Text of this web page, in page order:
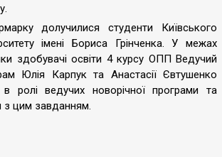
долучилися студенти Київського
імені Бориса Грінченка. У межах
здобувачі освіти 4 курсу ОПП Ведучий
Юлія Карпук та Анастасії Євтушенко
ролі ведучих новорічної програми та
з цим завданням.